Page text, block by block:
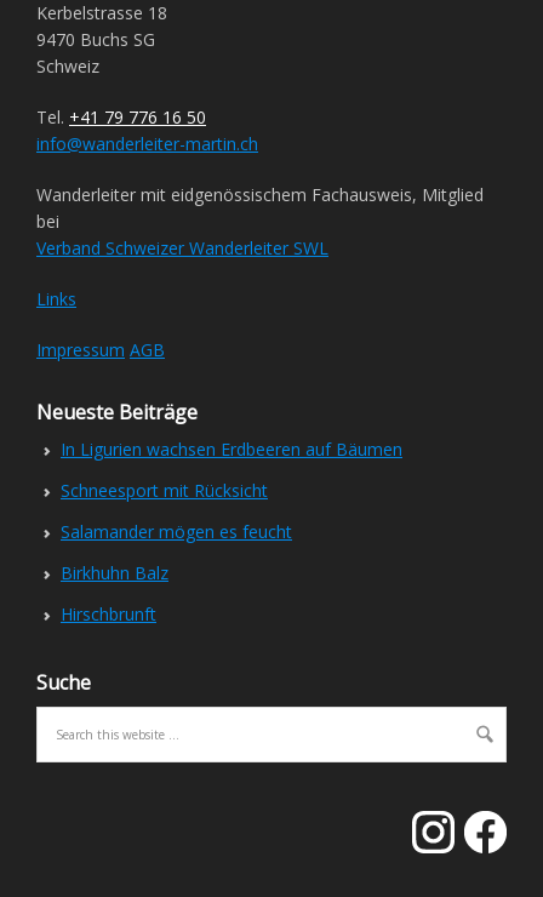
Kerbelstrasse 18
9470 Buchs SG
Schweiz
Tel. +41 79 776 16 50
info@wanderleiter-martin.ch
Wanderleiter mit eidgenössischem Fachausweis, Mitglied
bei
Verband Schweizer Wanderleiter SWL
Links
Impressum AGB
Neueste Beiträge
In Ligurien wachsen Erdbeeren auf Bäumen
Schneesport mit Rücksicht
Salamander mögen es feucht
Birkhuhn Balz
Hirschbrunft
Suche